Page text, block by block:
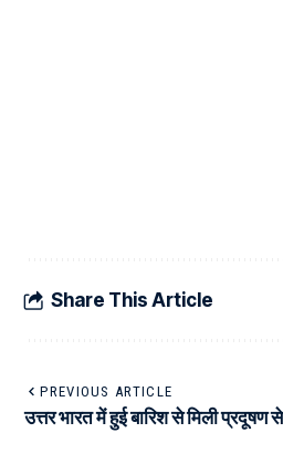
Share This Article
PREVIOUS ARTICLE
उत्तर भारत में हुई बारिश से मिली प्रदूषण